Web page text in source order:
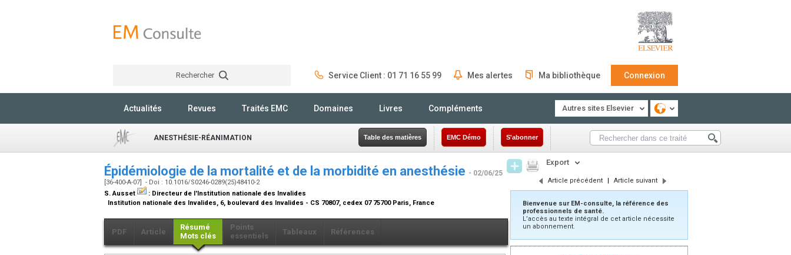
Rechercher Service Client : 01 71 16 55 99 Mes alertes Ma bibliothèque Connexion
Actualités Revues Traités EMC Domaines Livres Compléments Autres sites Elsevier
ANESTHÉSIE-RÉANIMATION Table des matières EMC Démo S'abonner
Épidémiologie de la mortalité et de la morbidité en anesthésie - 02/06/25
[36-400-A-07] - Doi : 10.1016/S0246-0289(25)48410-2
S. Ausset
: Directeur de l'Institution nationale des Invalides
Institution nationale des Invalides, 6, boulevard des Invalides - CS 70807, cedex 07 75700 Paris, France
PDF Article
Résumé
Mots clés
Points
essentiels
Tableaux Références
Export
Article précédent | Article suivant
Bienvenue sur EM-consulte, la référence des
professionnels de santé.
L’accès au texte intégral de cet article nécessite
un abonnement.